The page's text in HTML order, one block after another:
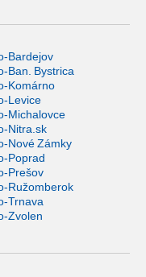
Bardejov
Ban. Bystrica
Komárno
Levice
Michalovce
Nitra.sk
Nové Zámky
Poprad
Prešov
Ružomberok
Trnava
Zvolen